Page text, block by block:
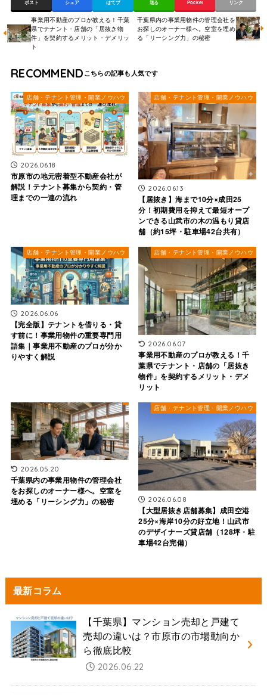
ポスト シェア はてブ 送る Pocket リンク
事業用不動産のプロが教える！千葉
県でテナント・店舗の「居抜き物
件」を契約するメリット・デメリッ
ト
千葉県内の事業用物件の管理会社を
お探しのオーナー様へ。空室を埋め
る「リーシング力」の秘密
RECOMMEND
店舗・テナント管理・開業ノウハウ
2026.06.18
市原市の地元密着型不動産会社が
解説！テナント募集から契約・管
理までの一連の流れ
店舗・テナント管理・開業ノウハウ
2026.06.13
【居抜き】海まで10分×成田25
分！初期費用を抑えて最短オープ
ンできる山武市の木の温もり貸店
舗（約15坪・駐車場42台共有）
店舗・テナント管理・開業ノウハウ
2026.06.06
【完全版】テナントを借りる・貸
す前に！事業用物件の重要専門用
語集｜事業用不動産のプロが分か
りやすく解説
店舗・テナント管理・開業ノウハウ
2026.06.07
事業用不動産のプロが教える！千
葉県でテナント・店舗の「居抜き
物件」を契約するメリット・デメ
リット
2026.05.20
千葉県内の事業用物件の管理会社
をお探しのオーナー様へ。空室を
埋める「リーシング力」の秘密
店舗・テナント管理・開業ノウハウ
2026.06.08
【大型居抜き店舗募集】成田空港
25分×海岸10分の好立地！山武市
のデザイナーズ貸店舗（128坪・駐
車場42台完備）
最新コラム
【千葉県】マンション売却と戸建て
売却の違いは？市原市の市場動向か
ら徹底比較
2026.06.22